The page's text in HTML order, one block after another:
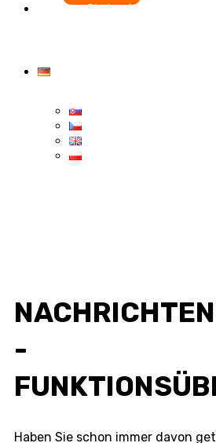
Starten Sie kostenlos
-
Haben Sie schon immer davon